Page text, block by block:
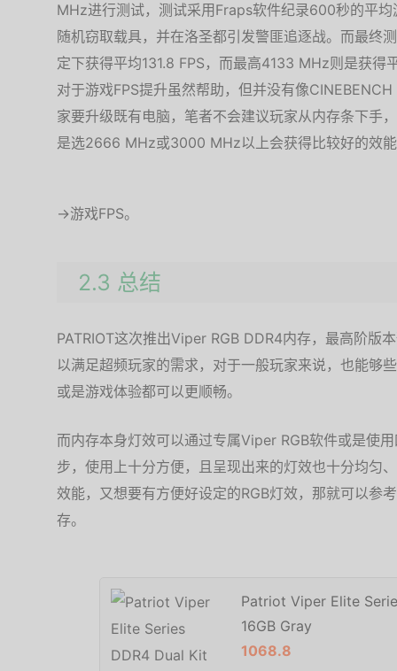
MHz进行测试，测试采用Fraps软件纪录600秒的平
随机窃取载具，并在洛圣都引发警匪追逐战。而最终
定下获得平均131.8 FPS，而最高4133 MHz则是获得
对于游戏FPS提升虽然帮助，但并没有像
家要升级既有电脑，笔者不会建议玩家从内存条下手
是选2666 MHz或3000 MHz以上会获得比较好的效
→游戏FPS。
2.3 总结
PATRIOT这次推出Viper RGB DDR4内存，最高阶版
以满足超频玩家的需求，对于一般玩家来说，也能够
或是游戏体验都可以更顺畅。
而内存本身灯效可以通过专属Viper RGB软件或是使
步，使用上十分方便，且呈现出来的灯效也十分均匀
效能，又想要有方便好设定的RGB灯效，那就可以参
存。
Patriot Viper Elite
16GB Gray
1068.8